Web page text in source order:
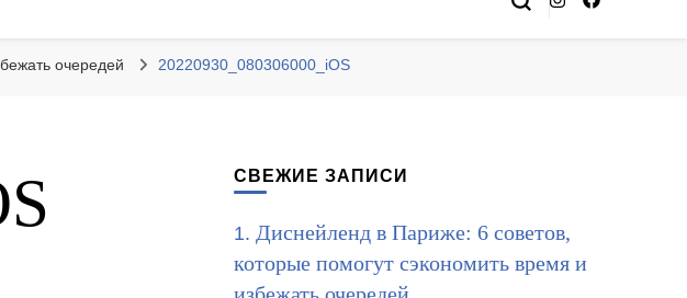
очередей 20220930_080306000_iOS
СВЕЖИЕ ЗАПИСИ
Диснейленд в Париже: 6 советов,
которые помогут сэкономить время и